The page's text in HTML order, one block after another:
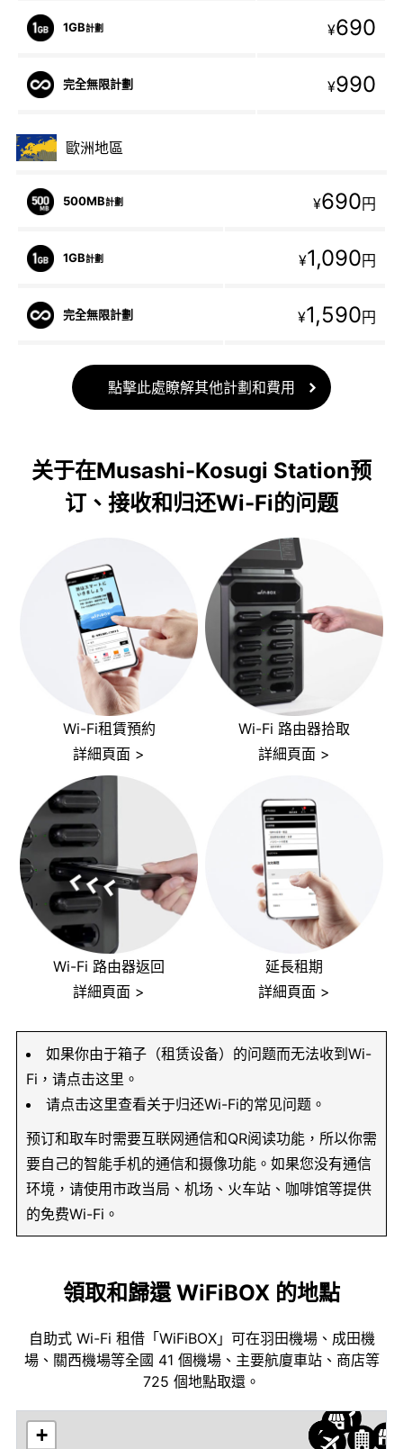
1GB計劃 ¥690
完全無限計劃 ¥990
歐洲地區
500MB計劃 ¥690円
1GB計劃 ¥1,090円
完全無限計劃 ¥1,590円
點擊此處瞭解其他計劃和費用
关于在Musashi-Kosugi Station预
订、接收和归还Wi-Fi的问题
Wi-Fi租賃預約
詳細頁面 >
Wi-Fi 路由器拾取
詳細頁面 >
Wi-Fi 路由器返回
詳細頁面 >
延長租期
詳細頁面 >
如果你由于箱子（租赁设备）的问题而无法收到Wi-
Fi，请点击这里。
请点击这里查看关于归还Wi-Fi的常见问题。
预订和取车时需要互联网通信和QR阅读功能，所以你需
要自己的智能手机的通信和摄像功能。如果您没有通信
环境，请使用市政当局、机场、火车站、咖啡馆等提供
的免费Wi-Fi。
領取和歸還 WiFiBOX 的地點
自助式 Wi-Fi 租借「WiFiBOX」可在羽田機場、成田機
場、關西機場等全國 41 個機場、主要航廈車站、商店等
725 個地點取還。
+